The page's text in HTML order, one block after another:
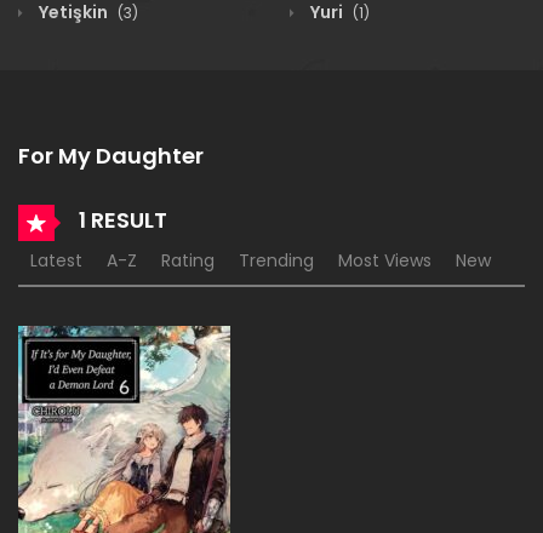
Yetişkin (3) Yuri (1)
For My Daughter
1 RESULT
Latest A-Z Rating Trending Most Views New